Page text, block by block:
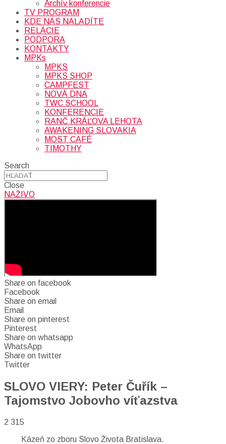
Archív konferencie
TV PROGRAM
KDE NÁS NALADÍTE
RELÁCIE
PODPORA
KONTAKTY
MPKs
MPKS
MPKS SHOP
CAMPFEST
NOVÁ DNA
TWC SCHOOL
KONFERENCIE
RANČ KRÁĽOVA LEHOTA
AWAKENING SLOVAKIA
MOST CAFÉ
TIMOTHY
Search
Close
NAŽIVO
Share on facebook
Facebook
Share on email
Email
Share on pinterest
Pinterest
Share on whatsapp
WhatsApp
Share on twitter
Twitter
SLOVO VIERY: Peter Čuřík –
Tajomstvo Jobovho víťazstva
2 315
Kázeň zo zboru Slovo Života Bratislava.